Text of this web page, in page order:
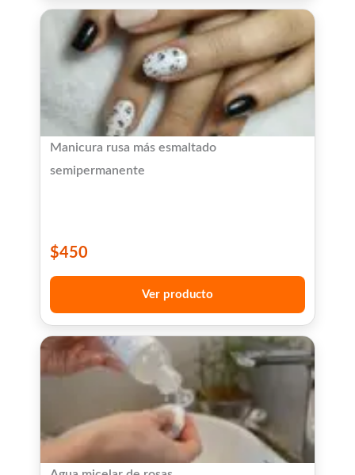
Manicura rusa más esmaltado
semipermanente
$450
Ver producto